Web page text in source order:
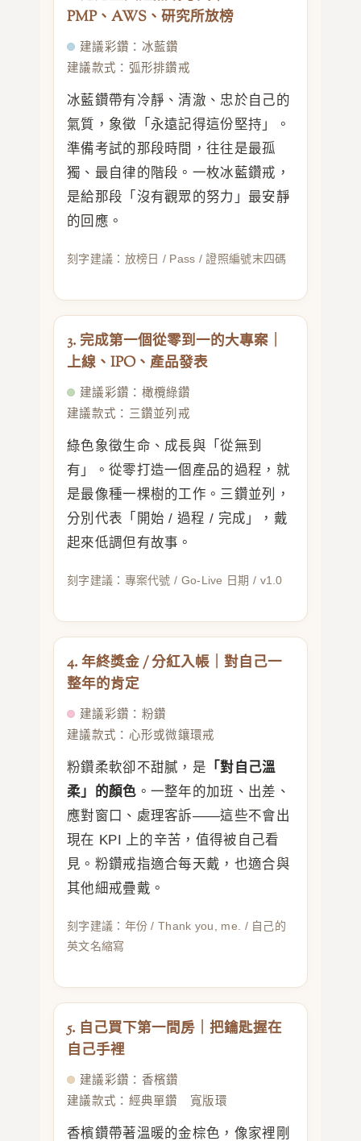
PMP、AWS、研究所放榜
建議彩鑽：冰藍鑽
建議款式：弧形排鑽戒
冰藍鑽帶有冷靜、清澈、忠於自己的
氣質，象徵「永遠記得這份堅持」。
準備考試的那段時間，往往是最孤
獨、最自律的階段。一枚冰藍鑽戒，
是給那段「沒有觀眾的努力」最安靜
的回應。
刻字建議：放榜日 / Pass / 證照編號末四碼
3. 完成第一個從零到一的大專案｜
上線、IPO、產品發表
建議彩鑽：橄欖綠鑽
建議款式：三鑽並列戒
綠色象徵生命、成長與「從無到
有」。從零打造一個產品的過程，就
是最像種一棵樹的工作。三鑽並列，
分別代表「開始 / 過程 / 完成」，戴
起來低調但有故事。
刻字建議：專案代號 / Go-Live 日期 / v1.0
4. 年終獎金 / 分紅入帳｜對自己一
整年的肯定
建議彩鑽：粉鑽
建議款式：心形或微鑲環戒
粉鑽柔軟卻不甜膩，是 「對自己溫
柔」的顏色 。一整年的加班、出差、
應對窗口、處理客訴——這些不會出
現在 KPI 上的辛苦，值得被自己看
見。粉鑽戒指適合每天戴，也適合與
其他細戒疊戴。
刻字建議：年份 / Thank you, me. / 自己的
英文名縮寫
5. 自己買下第一間房｜把鑰匙握在
自己手裡
建議彩鑽：香檳鑽
建議款式：經典單鑽 寬版環
香檳鑽帶著溫暖的金棕色，像家裡剛